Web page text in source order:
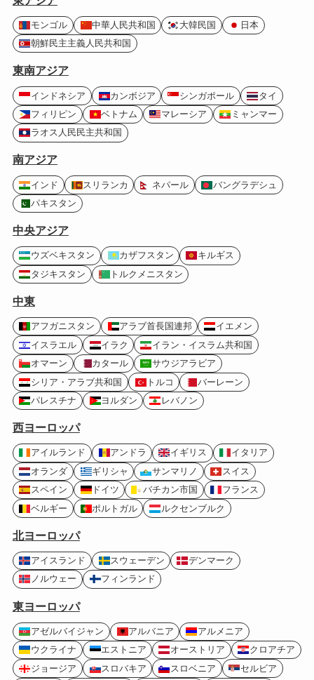
モンゴル 中華人民共和国 大韓民国
日本
朝鮮民主主義人民共和国
東南アジア
インドネシア カンボジア シンガポール
タイ
フィリピン
ベトナム マレーシア
ミャンマー
ラオス人民民主共和国
南アジア
インド スリランカ ネパール
バングラデシュ
パキスタン
中央アジア
ウズベキスタン カザフスタン
キルギス
タジキスタン
トルクメニスタン
中東
アフガニスタン アラブ首長国連邦
イエメン
イスラエル
イラク
イラン・イスラム共和国
オマーン
カタール
サウジアラビア
シリア・アラブ共和国
トルコ
バーレーン
パレスチナ
ヨルダン レバノン
西ヨーロッパ
アイルランド アンドラ イギリス
イタリア
オランダ
ギリシャ サンマリノ
スイス
スペイン
ドイツ バチカン市国
フランス
ベルギー
ポルトガル ルクセンブルク
北ヨーロッパ
アイスランド スウェーデン
デンマーク
ノルウェー
フィンランド
東ヨーロッパ
アゼルバイジャン アルバニア
アルメニア
ウクライナ
エストニア オーストリア
クロアチア
ジョージア
スロバキア スロベニア
セルビア